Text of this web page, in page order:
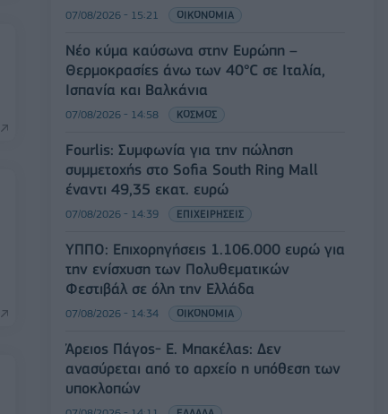
07/08/2026 - 15:21 ΟΙΚΟΝΟΜΙΑ
Νέο κύμα καύσωνα στην Ευρώπη –
Θερμοκρασίες άνω των 40°C σε Ιταλία,
Ισπανία και Βαλκάνια
07/08/2026 - 14:58 ΚΟΣΜΟΣ
Fourlis: Συμφωνία για την πώληση
συμμετοχής στο Sofia South Ring Mall
έναντι 49,35 εκατ. ευρώ
07/08/2026 - 14:39 ΕΠΙΧΕΙΡΗΣΕΙΣ
ΥΠΠΟ: Επιχορηγήσεις 1.106.000 ευρώ για
την ενίσχυση των Πολυθεματικών
Φεστιβάλ σε όλη την Ελλάδα
07/08/2026 - 14:34 ΟΙΚΟΝΟΜΙΑ
Άρειος Πάγος- Ε. Μπακέλας: Δεν
ανασύρεται από το αρχείο η υπόθεση των
υποκλοπών